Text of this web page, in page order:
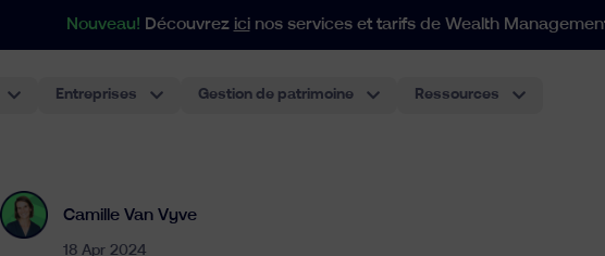
Nouveau! Découvrez icinos services et tarifs de Wealth
Entreprises Gestion de patrimoine Ressources
Camille Van Vyve
18 Apr 2024